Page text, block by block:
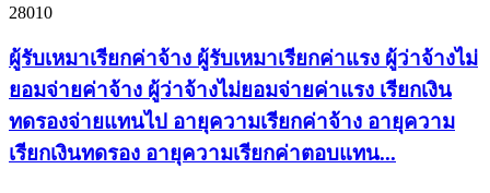
28010
ผู้รับเหมาเรียกค่าจ้าง ผู้รับเหมาเรียกค่าแรง ผู้ว่าจ้างไม่
ยอมจ่ายค่าจ้าง ผู้ว่าจ้างไม่ยอมจ่ายค่าแรง เรียกเงิน
ทดรองจ่ายแทนไป อายุความเรียกค่าจ้าง อายุความ
เรียกเงินทดรอง อายุความเรียกค่าตอบแทน...